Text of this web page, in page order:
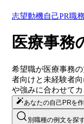
志望動機自己PR職
医療事務
希望職が医療事務
者向けと未経験者向
や強みに合わせて
あなたの自己PRを
別職種の例文を探